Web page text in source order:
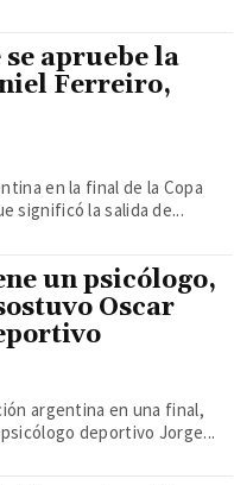
apruebe la
Ferreiro,
en la final de la Copa
significó la salida de...
un psicólogo,
Oscar
argentina en una final,
deportivo Jorge...